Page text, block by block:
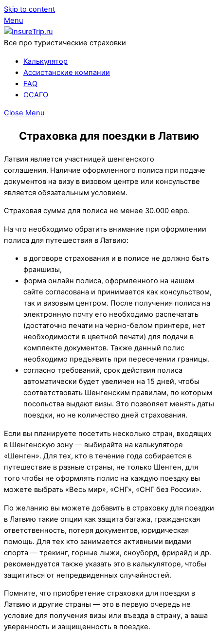
Skip to content
Menu
Все про туристические страховки
Калькулятор
Ассистанские компании
FAQ
ОСАГО
Close Menu
Страховка для поездки в Латвию
Латвия является участницей шенгенского
соглашения. Наличие оформленного полиса при подаче
документов на визу в визовом центре или консульстве
является обязательным условием.
Страховая сумма для полиса не менее 30.000 евро.
На что необходимо обратить внимание при оформлении
полиса для путешествия в Латвию:
в договоре страхования и в полисе не должно быть
франшизы,
форма онлайн полиса, оформленного на нашем
сайте согласована и принимается как консульством,
так и визовым центром. После получения полиса на
электронную почту его необходимо распечатать
(достаточно печати на черно-белом принтере, нет
необходимости в цветной печати) для подачи в
комплекте документов. Также данный полис
необходимо предъявить при пересечении границы.
согласно требований, срок действия полиса
автоматически будет увеличен на 15 дней, чтобы
соответствовать Шенгенским правилам, по которым
посольства выдают визы. Это позволяет менять даты
поездки, но не количество дней страхования.
Если вы планируете посетить несколько стран, входящих
в Шенгенскую зону — выбирайте на калькуляторе
«Шенген». Для тех, кто в течение года собирается в
путешествие в разные страны, не только Шенген, для
того чтобы не оформлять полис на каждую поездку вы
можете выбрать «Весь мир», «СНГ», «СНГ без России».
По желанию вы можете добавить в страховку для поездки
в Латвию такие опции как защита багажа, гражданская
ответственность, потеря документов, юридическая
помощь. Для тех кто занимается активными видами
спорта — трекинг, горные лыжи, сноуборд, фрирайд и др.
рекомендуется также указать это в калькуляторе, чтобы
защититься от непредвиденных случайностей.
Помните, что приобретение страховки для поездки в
Латвию и другие страны — это в первую очередь не
условие для получения визы или въезда в страну, а ваша
уверенность и защищенность в поездке.